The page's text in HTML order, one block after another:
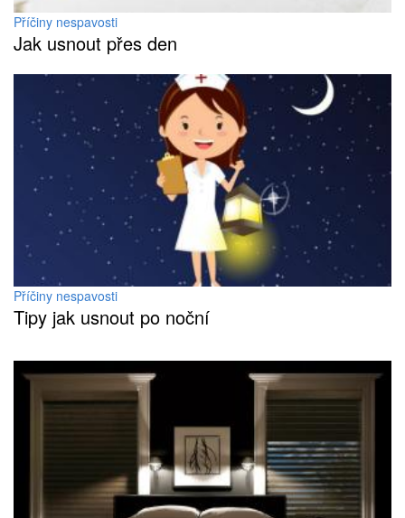
Příčiny nespavosti
Jak usnout přes den
Příčiny nespavosti
Tipy jak usnout po noční